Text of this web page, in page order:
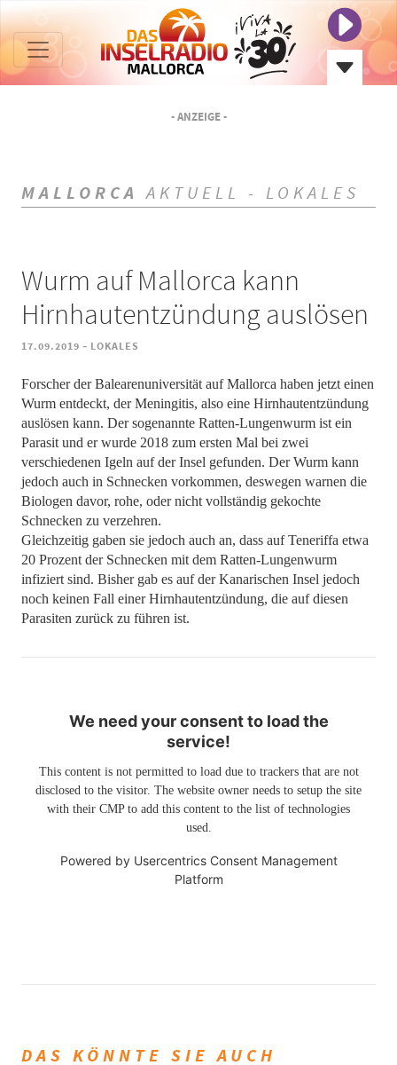
- ANZEIGE -
MALLORCA AKTUELL - LOKALES
Wurm auf Mallorca kann
Hirnhautentzündung auslösen
17.09.2019 - LOKALES
Forscher der Balearenuniversität auf Mallorca haben jetzt einen
Wurm entdeckt, der Meningitis, also eine Hirnhautentzündung
auslösen kann. Der sogenannte Ratten-Lungenwurm ist ein
Parasit und er wurde 2018 zum ersten Mal bei zwei
verschiedenen Igeln auf der Insel gefunden. Der Wurm kann
jedoch auch in Schnecken vorkommen, deswegen warnen die
Biologen davor, rohe, oder nicht vollständig gekochte
Schnecken zu verzehren.
Gleichzeitig gaben sie jedoch auch an, dass auf Teneriffa etwa
20 Prozent der Schnecken mit dem Ratten-Lungenwurm
infiziert sind. Bisher gab es auf der Kanarischen Insel jedoch
noch keinen Fall einer Hirnhautentzündung, die auf diesen
Parasiten zurück zu führen ist.
We need your consent to load the
service!
This content is not permitted to load due to trackers that are not
disclosed to the visitor. The website owner needs to setup the site
with their CMP to add this content to the list of technologies
used.
Powered by Usercentrics Consent Management
Platform
DAS KÖNNTE SIE AUCH